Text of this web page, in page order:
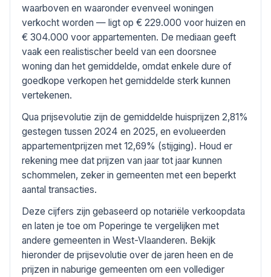
waarboven en waaronder evenveel woningen
verkocht worden — ligt op € 229.000 voor huizen en
€ 304.000 voor appartementen. De mediaan geeft
vaak een realistischer beeld van een doorsnee
woning dan het gemiddelde, omdat enkele dure of
goedkope verkopen het gemiddelde sterk kunnen
vertekenen.
Qua prijsevolutie zijn de gemiddelde huisprijzen 2,81%
gestegen tussen 2024 en 2025, en evolueerden
appartementprijzen met 12,69% (stijging). Houd er
rekening mee dat prijzen van jaar tot jaar kunnen
schommelen, zeker in gemeenten met een beperkt
aantal transacties.
Deze cijfers zijn gebaseerd op notariële verkoopdata
en laten je toe om Poperinge te vergelijken met
andere gemeenten in West-Vlaanderen. Bekijk
hieronder de prijsevolutie over de jaren heen en de
prijzen in naburige gemeenten om een vollediger